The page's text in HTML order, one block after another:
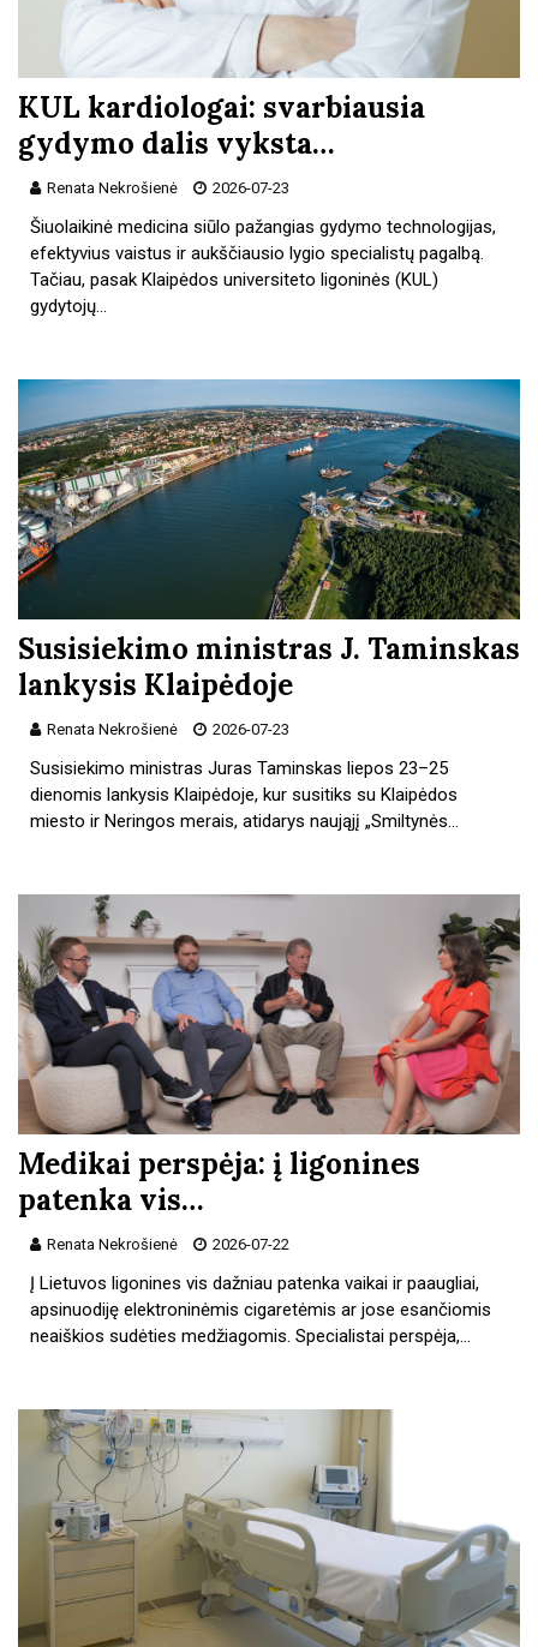
KUL kardiologai: svarbiausia
gydymo dalis vyksta…
Renata Nekrošienė 2026-07-23
Šiuolaikinė medicina siūlo pažangias gydymo technologijas,
efektyvius vaistus ir aukščiausio lygio specialistų pagalbą.
Tačiau, pasak Klaipėdos universiteto ligoninės (KUL)
gydytojų…
Susisiekimo ministras J. Taminskas
lankysis Klaipėdoje
Renata Nekrošienė 2026-07-23
Susisiekimo ministras Juras Taminskas liepos 23–25
dienomis lankysis Klaipėdoje, kur susitiks su Klaipėdos
miesto ir Neringos merais, atidarys naująjį „Smiltynės…
Medikai perspėja: į ligonines
patenka vis…
Renata Nekrošienė 2026-07-22
Į Lietuvos ligonines vis dažniau patenka vaikai ir paaugliai,
apsinuodiję elektroninėmis cigaretėmis ar jose esančiomis
neaiškios sudėties medžiagomis. Specialistai perspėja,…